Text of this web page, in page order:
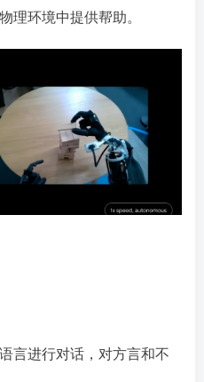
理环境中提供帮助。
言进行对话，对方言和不